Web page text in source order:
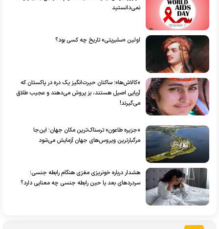
نمی‌دانستید
اولین «سلبریتی» تاریخ چه کسی بود؟
«کالاش‌ها»؛ ساکنان حیرت‌انگیز یک دره در پاکستان که
آریایی اصیل هستند، بز پروش می‌دهند و عجیب طلاق
می‌گیرند!
«جزیره طاعون» ترسناک‌ترین مکان جهان؛ این‌جا
مرگبارترین ویروس‌های جهان آزمایش می‌شود
هشدار درباره خونریزی مغزی هنگام رابطه جنسی؛
سردرد‌های بعد یا حین رابطه جنسی چه معنایی دارد؟